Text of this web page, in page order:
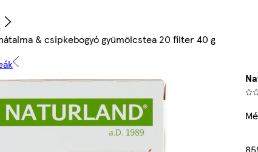
& csipkebogyó gyümölcstea 20 filter 40 g